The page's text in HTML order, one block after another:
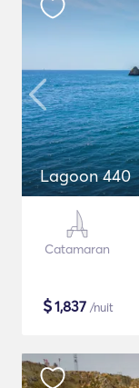
Lagoon 440
Catamaran
$1,837 /nuit